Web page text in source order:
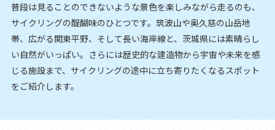
普段は見ることのできないような景色を楽しみながら走るのも、
サイクリングの醍醐味のひとつです。筑波山や奥久慈の山岳地
帯、広がる関東平野、そして長い海岸線と、茨城県には素晴らし
い自然がいっぱい。さらには歴史的な建造物から宇宙や未来を感
じる施設まで、サイクリングの途中に立ち寄りたくなるスポット
をご紹介します。